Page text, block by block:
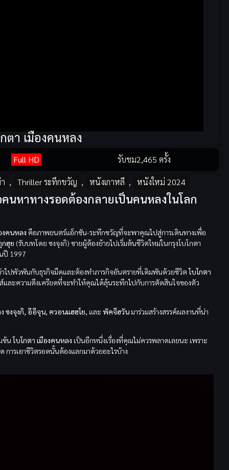
ตา เมืองคนหลง
Full HD รับชม2,465 ครั้ง
, Thriller ระทึกขวัญ , หนังเกาหลี , หนังใหม่ 2024
นหาทางรอดต้องกลายเป็นคนหลงในโลก
งคนหลง คือภาพยนตร์แอ็กชัน-ระทึกขวัญที่จะพาคุณไปสู่การเดินทางเพื่อ
กฮุย (รับบทโดย ซงจุงกิ) ชายผู้ต้องย้ายไปเริ่มต้นชีวิตใหม่ในกรุงโบโกตา
ปี 1997
ข้าไปพัวพันกับธุรกิจมืดและต้องทำภารกิจอันตรายที่เดิมพันด้วยชีวิตโบโกตา
ะความตึงเครียดที่จะทำให้คุณได้ลุ้นระทึกไปกับการตัดสินใจของตัว
ซงจุงกิ, อีอีจุน, ควอนแฮฮโย, และ พัคจีฮวันมาร่วมสร้างสรรค์ผลงานที่น่า
ข้นโบโกตา เมืองคนหลง เป็นอีกหนึ่งเรื่องที่คุณไม่ควรพลาดเลยนะ เพราะ
ารเอาชีวิตรอดนั้นต้องแลกมาด้วยอะไรบ้าง